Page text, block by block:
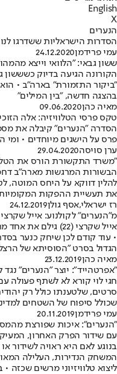
English
X
הנערים
הסדרות הישראליות ששדרגו לנו את 2020 -
עמי פרידמן24.12.2020
ששון גבאי: "הלוואי וייצא
הקורונה הגיעה בדיוק כשששון
"ביקור התזמורת" בארה"ב •
בהצגה חדשה, "בין המילים"
מאיה כהן09.06.2020
טקס פרסי הטלוויזיה: אלה
הסדרה "הנערים" קיבלה את
פרס על הישגים מיוחדים • ומי
ערן סויסה29.04.2020
"משרד התקשורת הורס את
הבשורות המרגשות מארה"ב
להלין דווקא על היחס המוטה,
את תעשיית ההפקות
רז ישראלי,אסף גולן24.12.2019
מ"הנערים" לקולנוע: אייל
אייל שקרצי (22)
• עוד קודם לכן שיחק כנער
הגדול בסרט "הסוסיתא של
מאיה כהן23.12.2019
"אפרטהייד": יוצר "הנערים" נגד
חגי לוי קורא לא לשתף פעולה
סרטים, שלטענתו כולל רק
שכולל סיפוח של השטחים
עמי פרידמן20.11.2019
"הנערים": איכות שפורצת
עם שידור הפרק האחרון,
בנוגע לאם היא ראויה לשידור
המשחק הנדירות, העלילה
ליצוא טלוויזיוני מרשים שכזה